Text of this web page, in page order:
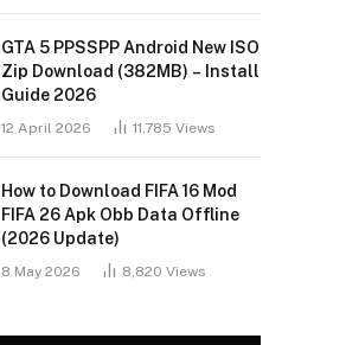
GTA 5 PPSSPP Android New ISO
Zip Download (382MB) – Install
Guide 2026
12 April 2026 11,785 Views
How to Download FIFA 16 Mod
FIFA 26 Apk Obb Data Offline
(2026 Update)
8 May 2026 8,820 Views